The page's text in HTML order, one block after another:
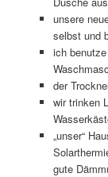
unsere
selbst und
ich
der
wir trinken
„unser“
gute